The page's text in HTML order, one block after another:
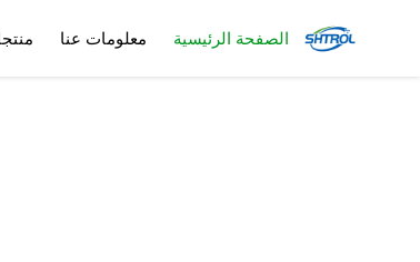
الصفحة الرئيسية معلومات عنا